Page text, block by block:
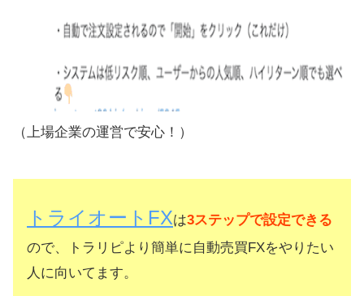
（上場企業の運営で安心！）
トライオートFXは3ステップで設定できる
ので、トラリピより簡単に自動売買FXをやりたい
人に向いてます。